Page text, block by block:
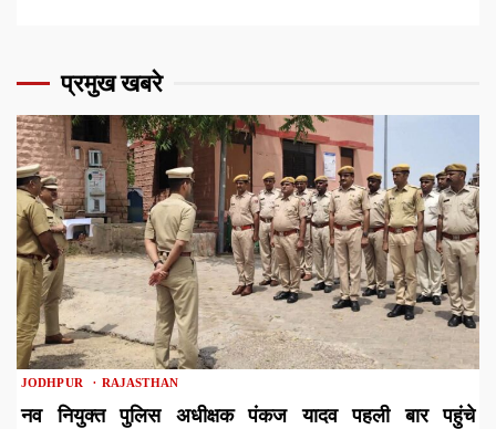
प्रमुख खबरे
1 min read
JODHPUR RAJASTHAN
नव नियुक्त पुलिस अधीक्षक पंकज यादव पहली बार पहुंचे